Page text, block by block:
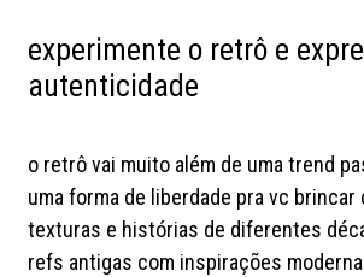
experimente o retrô e
autenticidade
o retrô vai muito além de uma trend
uma forma de liberdade pra vc brincar
texturas e histórias de diferentes
refs antigas com inspirações